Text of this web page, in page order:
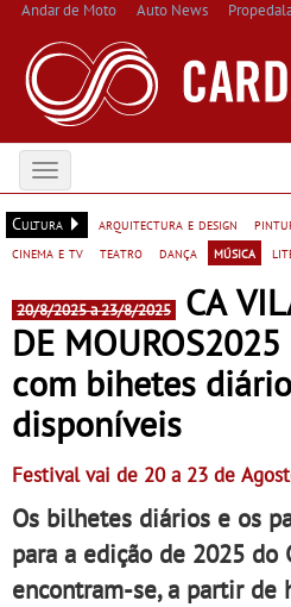
Andar de Moto Auto News
Toggle
navigation
Cultura
arquitectura e design
cinema e tv
teatro dança música
20/8/2025 a 23/8/2025
CA
DE MOUROS2025
com bihetes
disponíveis
Festival vai de 20 a 23 de
Os bilhetes diários e os
para a edição de 2025 do
encontram-se, a partir de